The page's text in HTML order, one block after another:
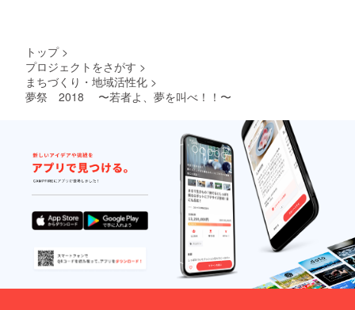
トップ >
プロジェクトをさがす >
まちづくり・地域活性化 >
夢祭 2018 〜若者よ、夢を叫べ！！〜